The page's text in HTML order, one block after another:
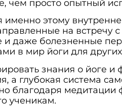
чем просто опытный
этому
на встречу
даже болезненные
в мир йоги для
знания о йоге
а глубокая система
благодаря медитации
ученикам.